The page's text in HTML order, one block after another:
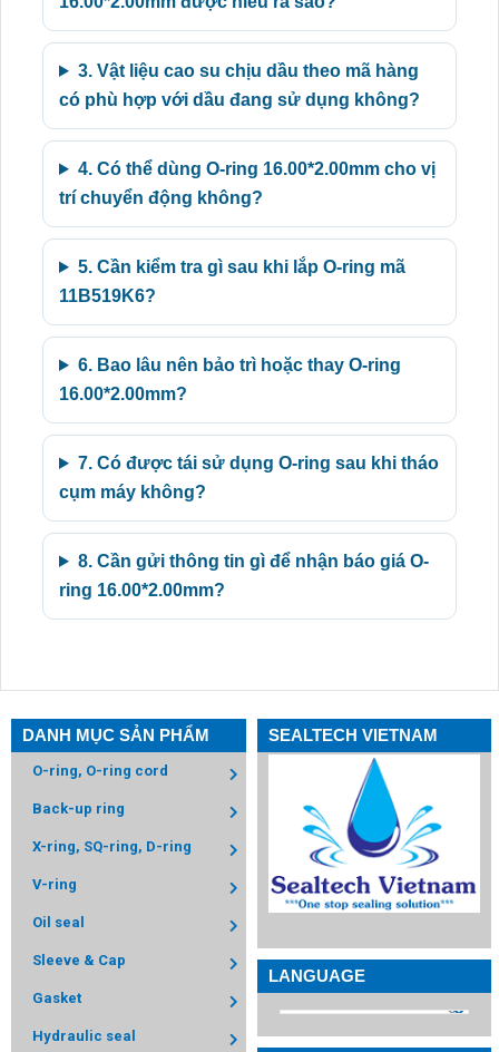
DANH MỤC SẢN PHẨM
O-ring, O-ring cord
Back-up ring
X-ring, SQ-ring, D-ring
V-ring
Oil seal
Sleeve & Cap
Gasket
Hydraulic seal
3. Vật liệu cao su chịu dầu theo mã hàng
có phù hợp với dầu đang sử dụng không?
4. Có thể dùng O-ring 16.00*2.00mm cho vị
trí chuyển động không?
5. Cần kiểm tra gì sau khi lắp O-ring mã
11B519K6?
6. Bao lâu nên bảo trì hoặc thay O-ring
16.00*2.00mm?
7. Có được tái sử dụng O-ring sau khi tháo
cụm máy không?
8. Cần gửi thông tin gì để nhận báo giá O-
ring 16.00*2.00mm?
SEALTECH VIETNAM
LANGUAGE